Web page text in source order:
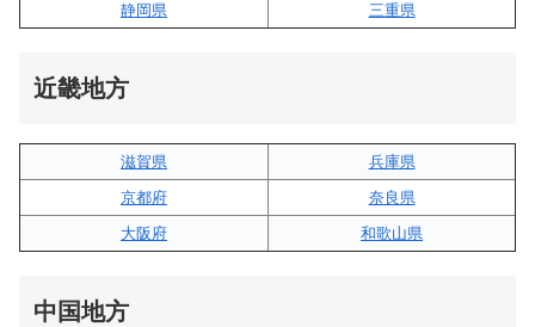
静岡県
三重県
近畿地方
滋賀県
兵庫県
京都府
奈良県
大阪府
和歌山県
中国地方